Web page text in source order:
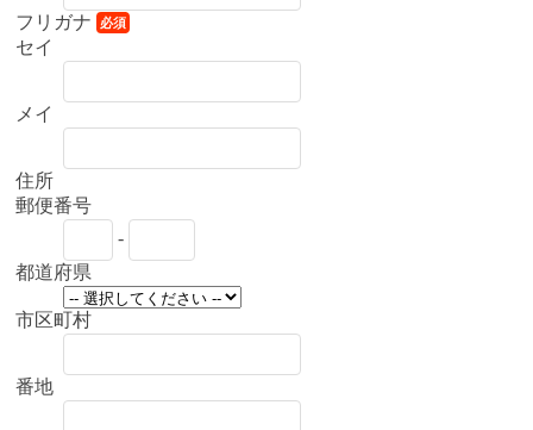
フリガナ 必須
セイ
メイ
住所
郵便番号
-
都道府県
市区町村
番地